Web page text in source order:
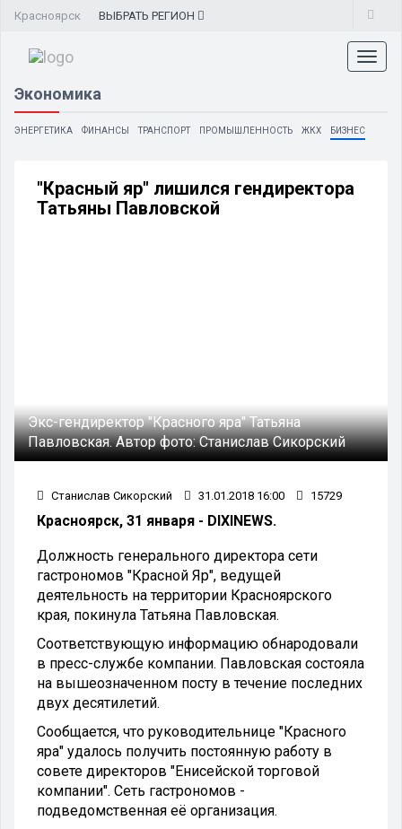
Красноярск ВЫБРАТЬ РЕГИОН
Экономика
ЭНЕРГЕТИКА ФИНАНСЫ ТРАНСПОРТ ПРОМЫШЛЕННОСТЬ ЖКХ БИЗНЕС
"Красный яр" лишился гендиректора
Татьяны Павловской
Экс-гендиректор "Красного яра" Татьяна
Павловская.Автор фото:Станислав Сикорский
Станислав Сикорский 31.01.2018 16:00 15729
Красноярск, 31 января - DIXINEWS.
Должность генерального директора сети
гастрономов "Красной Яр", ведущей
деятельность на территории Красноярского
края, покинула Татьяна Павловская.
Соответствующую информацию обнародовали
в пресс-службе компании. Павловская состояла
на вышеозначенном посту в течение последних
двух десятилетий.
Сообщается, что руководительнице "Красного
яра" удалось получить постоянную работу в
совете директоров "Енисейской торговой
компании". Сеть гастрономов -
подведомственная её организация.